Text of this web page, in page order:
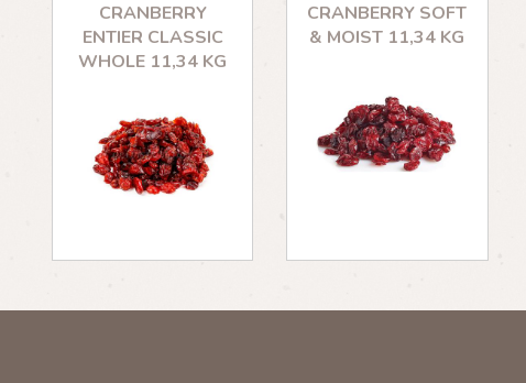
CRANBERRY
ENTIER CLASSIC
WHOLE 11,34 KG
CRANBERRY SOFT
& MOIST 11,34 KG